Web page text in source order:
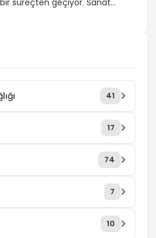
bir süreçten geçiyor. Sanat
yapmaya çalışırken
bir düşünsenize! Değil
yaşadığı buhranlar,
fikir çatışmaları, karmaşalar…
ki, sanat için […]
41
17
74
7
10